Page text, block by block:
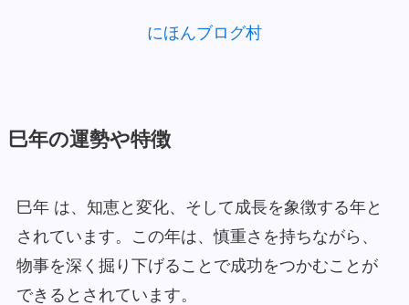
にほんブログ村
巳年の運勢や特徴
巳年 は、知恵と変化、そして成長を象徴する年と
されています。この年は、慎重さを持ちながら、
物事を深く掘り下げることで成功をつかむことが
できるとされています。